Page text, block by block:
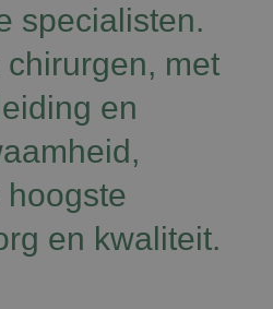
specialisten.
met
en
en kwaliteit.